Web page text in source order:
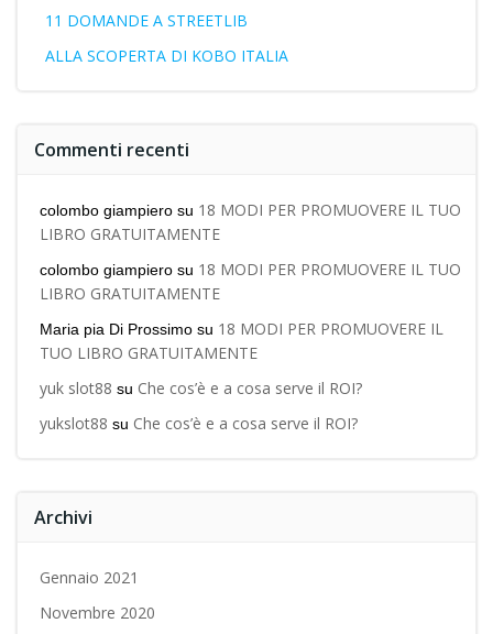
11 DOMANDE A STREETLIB
ALLA SCOPERTA DI KOBO ITALIA
Commenti recenti
colombo giampiero su 18 MODI PER PROMUOVERE IL TUO
LIBRO GRATUITAMENTE
colombo giampiero su 18 MODI PER PROMUOVERE IL TUO
LIBRO GRATUITAMENTE
Maria pia Di Prossimo su 18 MODI PER PROMUOVERE IL
TUO LIBRO GRATUITAMENTE
yuk slot88 su Che cos’è e a cosa serve il ROI?
yukslot88 su Che cos’è e a cosa serve il ROI?
Archivi
Gennaio 2021
Novembre 2020